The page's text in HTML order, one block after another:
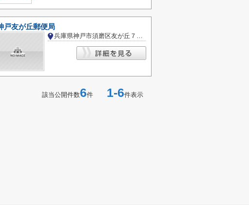
戸友が丘郵便局
兵庫県神戸市須磨区友が丘７丁目
該当公開件数6件 1-6件表示